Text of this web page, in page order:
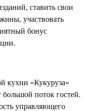
ставить свои
участвовать
бонус
кухни «Кукуруза»
поток гостей.
управляющего